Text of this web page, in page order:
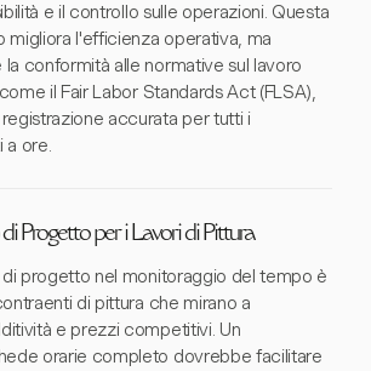
e il controllo sulle operazioni. Questa
migliora l'efficienza operativa, ma
conformità alle normative sul lavoro
il Fair Labor Standards Act (FLSA),
accurata per tutti i
a ore.
Progetto per i Lavori di Pittura
progetto nel monitoraggio del tempo è
di pittura che mirano a
e prezzi competitivi. Un
orarie completo dovrebbe facilitare